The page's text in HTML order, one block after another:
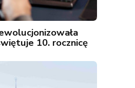
10. rocznicę